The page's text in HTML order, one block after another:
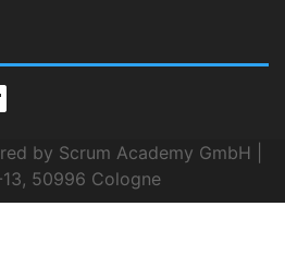
by Scrum Academy GmbH |
13, 50996 Cologne